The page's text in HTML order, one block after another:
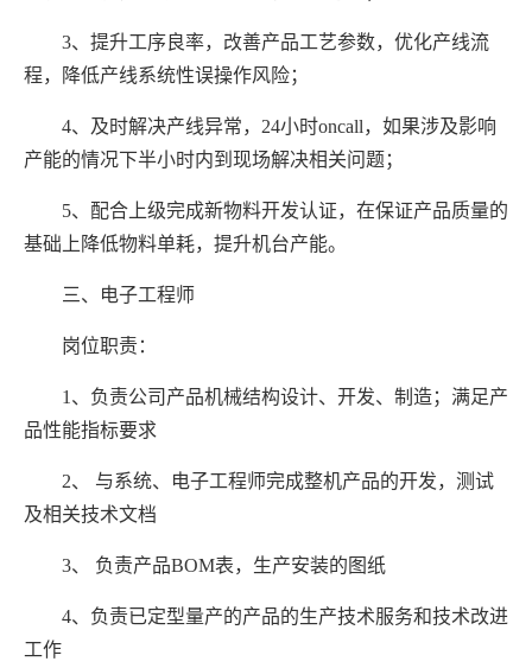
3、提升工序良率，改善产品工艺参数，优化产线流
程，降低产线系统性误操作风险；
4、及时解决产线异常，24小时oncall，如果涉及影响
产能的情况下半小时内到现场解决相关问题；
5、配合上级完成新物料开发认证，在保证产品质量的
基础上降低物料单耗，提升机台产能。
三、电子工程师
岗位职责：
1、负责公司产品机械结构设计、开发、制造；满足产
品性能指标要求
2、 与系统、电子工程师完成整机产品的开发，测试
及相关技术文档
3、 负责产品BOM表，生产安装的图纸
4、负责已定型量产的产品的生产技术服务和技术改进
工作